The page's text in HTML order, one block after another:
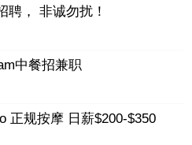
聘， 非诚勿扰！
中餐招兼职
正规按摩 日薪$200-$350